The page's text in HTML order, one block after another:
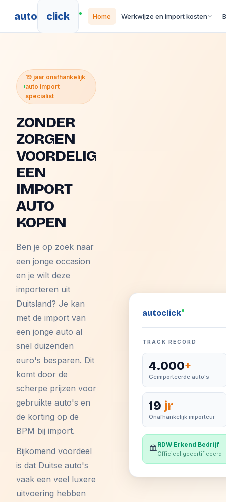
auto click Home Werkwijze en import kosten
19 jaar onafhankelijk
auto import
specialist
ZONDER
ZORGEN
VOORDELIG
EEN
IMPORT
AUTO
KOPEN
Ben je op zoek naar
een jonge occasion
en je wilt deze
importeren uit
Duitsland? Je kan
met de import van
een jonge auto al
snel duizenden
euro's besparen. Dit
komt door de
scherpe prijzen voor
gebruikte auto's en
de korting op de
BPM bij import.
Bijkomend voordeel
is dat Duitse auto's
vaak een veel luxere
uitvoering hebben
autoclick
TRACK RECORD
4.000+
Geïmporteerde auto's
19 jr
Onafhankelijk importeur
🏛️RDW Erkend Bedrijf
Officieel gecertificeerd